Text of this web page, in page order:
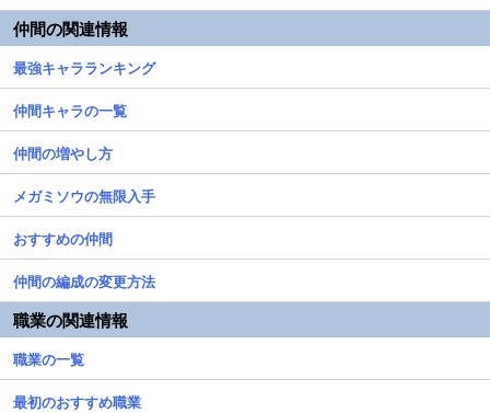
仲間の関連情報
最強キャラランキング
仲間キャラの一覧
仲間の増やし方
メガミソウの無限入手
おすすめの仲間
仲間の編成の変更方法
職業の関連情報
職業の一覧
最初のおすすめ職業